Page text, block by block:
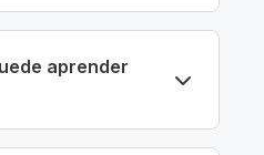
aprender